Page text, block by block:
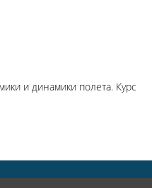
и динамики полета. Курс